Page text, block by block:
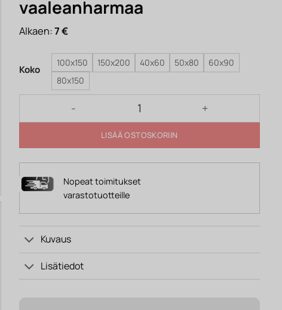
vaaleanharmaa
Alkaen:7€
Koko
100x150 150x200 40x60 50x80
60x90
80x150
Käytävämatto HAILEY vaaleanharmaa määrä
LISÄÄ OSTOSKORIIN
Nopeat toimitukset
varastotuotteille
Kuvaus
Lisätiedot